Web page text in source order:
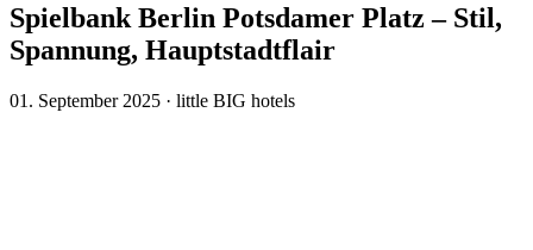
Spielbank Berlin Potsdamer Platz – Stil,
Spannung, Hauptstadtflair
01. September 2025 · little BIG hotels